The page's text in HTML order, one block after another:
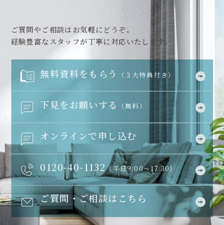
ご質問やご相談はお気軽にどうぞ。
経験豊富なスタッフが丁寧に対応いたします。
無料資料をもらう （３大特典付き）
下見をお願いする （無料）
オンラインで申し込む
0120-40-1132（平日9:00～17:30）
ご質問・ご相談はこちら